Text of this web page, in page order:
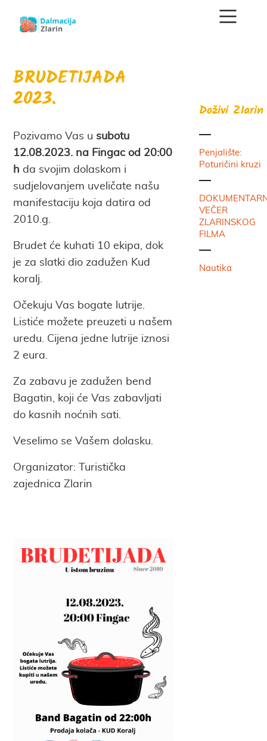
BRUDETIJADA
2023.
Pozivamo Vas u subotu
12.08.2023. na Fingac od 20:00
h da svojim dolaskom i
sudjelovanjem uveličate našu
manifestaciju koja datira od
2010.g.
Brudet će kuhati 10 ekipa, dok
je za slatki dio zadužen Kud
koralj.
Očekuju Vas bogate lutrije.
Listiće možete preuzeti u našem
uredu. Cijena jedne lutrije iznosi
2 eura.
Za zabavu je zadužen bend
Bagatin, koji će Vas zabavljati
do kasnih noćnih sati.
Veselimo se Vašem dolasku.
Organizator: Turistička
zajednica Zlarin
Doživi Zlarin
Penjalište:
Poturičini kruzi
VEČER
ZLARINSKOG
FILMA
Nautika